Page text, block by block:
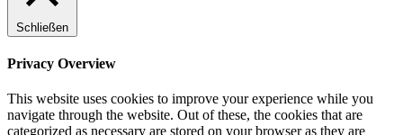
Schließen
Privacy Overview
This website uses cookies to improve your experience while you
navigate through the website. Out of these, the cookies that are
categorized as necessary are stored on your browser as they are